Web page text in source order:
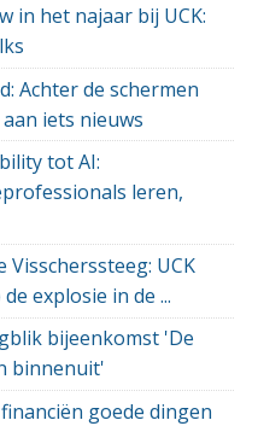
in het najaar bij UCK:
Achter de schermen
iets nieuws
tot AI:
leren,
Visscherssteeg: UCK
explosie in de ...
bijeenkomst 'De
binnenuit'
goede dingen